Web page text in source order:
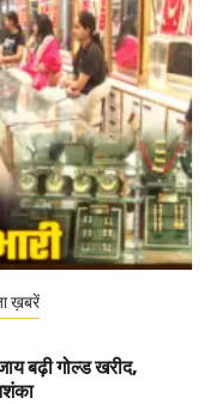
ख़बरें
बढ़ी गोल्ड खरीद,